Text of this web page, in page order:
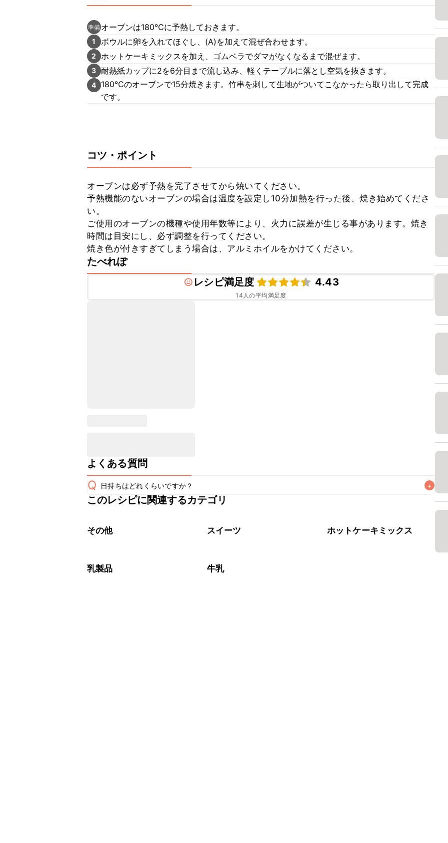
準備 オーブンは180℃に予熱しておきます。
1 ボウルに卵を入れてほぐし、(A)を加えて混ぜ合わせます。
2 ホットケーキミックスを加え、ゴムベラでダマがなくなるまで混ぜます。
3 耐熱紙カップに2を6分目まで流し込み、軽くテーブルに落とし空気を抜きます。
4
180℃のオーブンで15分焼きます。竹串を刺して生地がついてこなかったら取り出して完成
です。
コツ・ポイント
オーブンは必ず予熱を完了させてから焼いてください。
予熱機能のないオーブンの場合は温度を設定し10分加熱を行った後、焼き始めてくださ
い。
ご使用のオーブンの機種や使用年数等により、火力に誤差が生じる事があります。焼き
時間は目安にし、必ず調整を行ってください。
焼き色が付きすぎてしまう場合は、アルミホイルをかけてください。
たべれぽ
レシピ満足度
4.43
14 人の平均満足度
よくある質問
Q 日持ちはどれくらいですか？ +
保存期間は常温で2~3日が目安です。なるべくお早めにお召し上がりください。
※日持ちは目安です。
このレシピに関連するカテゴリ
その他 スイーツ ホットケーキミックス
乳製品 牛乳